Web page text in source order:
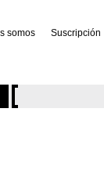
somos Suscripción